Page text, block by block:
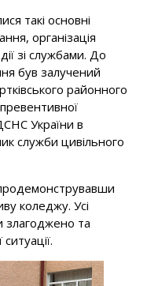
такі основні
організація
зі службами. До
був залучений
районного
України в
служби цивільного
коледжу. Усі
злагоджено та